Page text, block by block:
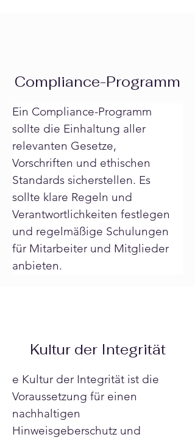
Compliance-Programm
Ein Compliance-Programm
sollte die Einhaltung aller
relevanten Gesetze,
Vorschriften und ethischen
Standards sicherstellen. Es
sollte klare Regeln und
Verantwortlichkeiten festlegen
und regelmäßige Schulungen
für Mitarbeiter und Mitglieder
anbieten.
Kultur der Integrität
e Kultur der Integrität ist die
Voraussetzung für einen
nachhaltigen
Hinweisgeberschutz und